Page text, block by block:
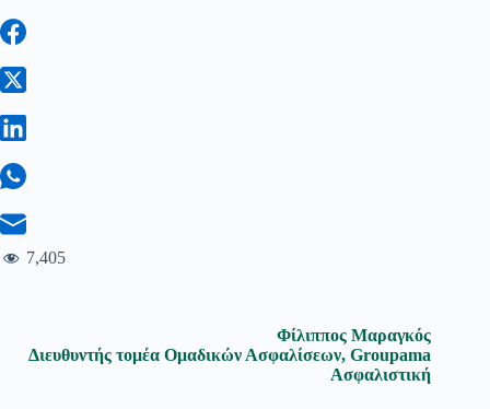
7,405
Φίλιππος Μαραγκός
Διευθυντής τομέα Ομαδικών Ασφαλίσεων, Groupama
Ασφαλιστική